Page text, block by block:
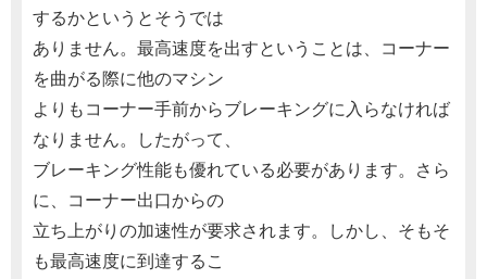
するかというとそうでは
ありません。最高速度を出すということは、コーナー
を曲がる際に他のマシン
よりもコーナー手前からブレーキングに入らなければ
なりません。したがって、
ブレーキング性能も優れている必要があります。さら
に、コーナー出口からの
立ち上がりの加速性が要求されます。しかし、そもそ
も最高速度に到達するこ